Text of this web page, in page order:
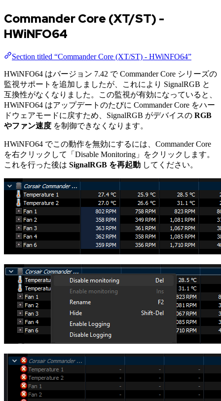
Commander Core (XT/ST) -
HWiNFO64
Section titled “Commander Core (XT/ST) - HWiNFO64”
HWiNFO64 はバージョン 7.42 で Commander Core シリーズの
監視サポートを追加しましたが、これにより SignalRGB と
互換性がなくなりました。この監視が有効になっていると、
HWiNFO64 はアップデートのたびに Commander Core をハー
ドウェアモードに戻すため、SignalRGB がデバイスの RGB
やファン速度 を制御できなくなります。
HWiNFO64 でこの動作を無効にするには、Commander Core
を右クリックして「Disable Monitoring」をクリックします。
これを行った後は SignalRGB を再起動 してください。